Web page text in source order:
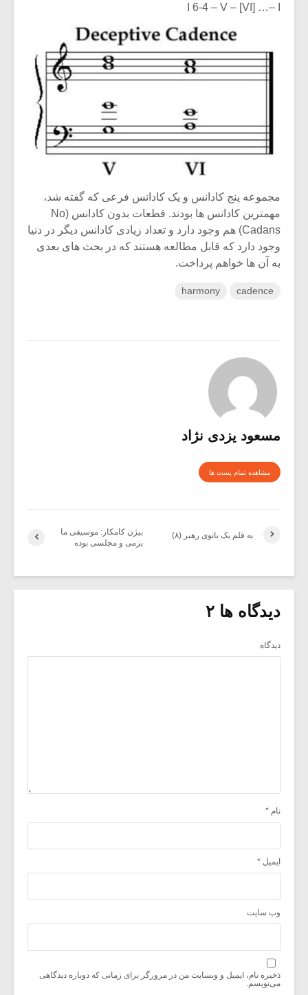
I 6-4 – V – [VI] …– I
مجموعه پنج کادانس و یک کادانس فرعی که گفته شد،
مهمترین کادانس ها بودند. قطعات بدون کادانس (No
Cadans) هم وجود دارد و تعداد زیادی کادانس دیگر در دنیا
وجود دارد که قابل مطالعه هستند که در بحث های بعدی
به آن ها خواهم پرداخت.
cadence
harmony
مسعود یزدی نژاد
مشاهده تمام پست ها
بیژن کامکار: موسیقی ما
بزمی و مجلسی بوده
به قلم یک بانوی رهبر (۸)
دیدگاه ها ۲
دیدگاه
نام *
ایمیل *
وب‌ سایت
ذخیره نام، ایمیل و وبسایت من در مرورگر برای زمانی که دوباره دیدگاهی
می‌نویسم.